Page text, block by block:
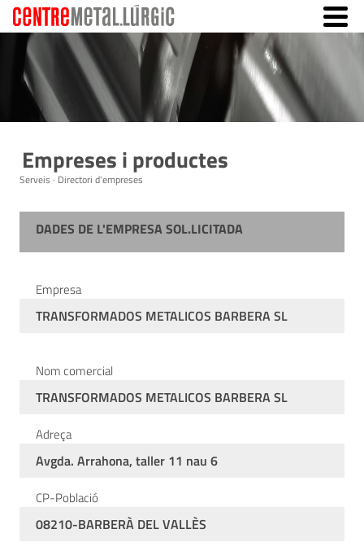
Empreses i productes
Serveis · Directori d'empreses
DADES DE L'EMPRESA SOL.LICITADA
Empresa
TRANSFORMADOS METALICOS BARBERA SL
Nom comercial
TRANSFORMADOS METALICOS BARBERA SL
Adreça
Avgda. Arrahona, taller 11 nau 6
CP-Població
08210-BARBERÀ DEL VALLÈS